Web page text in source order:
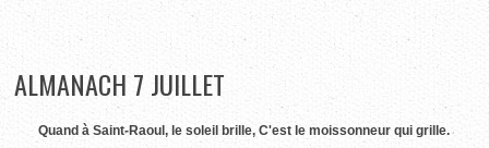
ALMANACH 7 JUILLET
Quand à Saint-Raoul, le soleil brille, C'est le moissonneur qui grille.